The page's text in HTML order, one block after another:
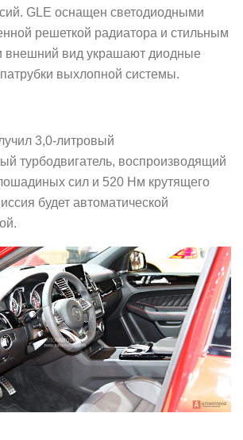
GLE оснащен светодиодными
решеткой радиатора и стильным
внешний вид украшают диодные
выхлопной системы.
3,0-литровый
турбодвигатель, воспроизводящий
сил и 520 Нм крутящего
будет автоматической